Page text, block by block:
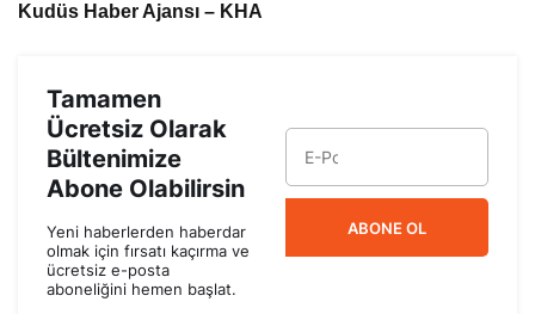
Kudüs Haber Ajansı – KHA
Tamamen
Ücretsiz Olarak
Bültenimize
Abone Olabilirsin
Yeni haberlerden haberdar
olmak için fırsatı kaçırma ve
ücretsiz e-posta
aboneliğini hemen başlat.
ABONE OL